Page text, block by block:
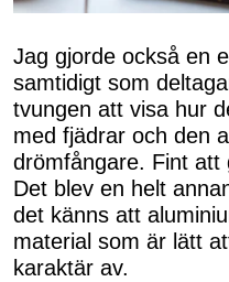
Jag gjorde också en
samtidigt som
tvungen att visa hur
med fjädrar och den
drömfångare. Fint att
Det blev en helt
det känns att
material som är lätt
karaktär av.